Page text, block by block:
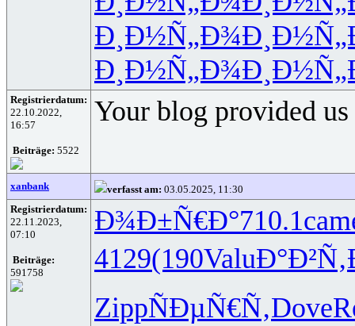
Ð¸Ð½Ñ„Ð¾
Ð¸Ð½Ñ„Ð¾
Registrierdatum:
22.10.2022,
16:57
Beiträge: 5522
Your blog provided
xanbank verfasst am: 03.05.2025, 11:30
Registrierdatum:
22.11.2023,
07:10
Beiträge:
591758
Ð¾Ð±Ñ€Ð°710.1
4129(190Valu
ZippÑÐµÑ€Ñ‚Dove